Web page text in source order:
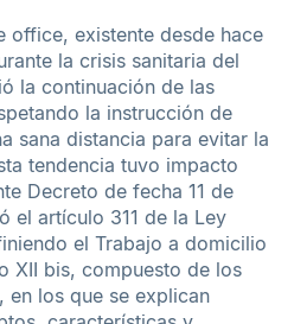
office, existente desde hace
la crisis sanitaria del
la continuación de las
la instrucción de
sana distancia para evitar la
tendencia tuvo impacto
Decreto de fecha 11 de
el artículo 311 de la Ley
el Trabajo a domicilio
XII bis, compuesto de los
los que se explican